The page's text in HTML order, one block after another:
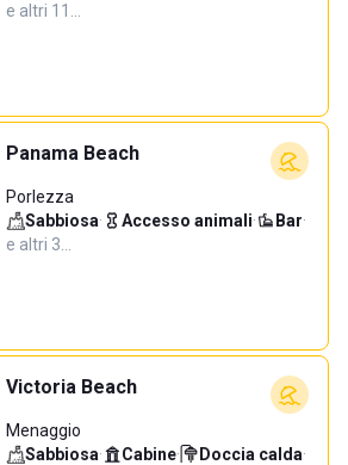
e altri 11…
Panama Beach
Porlezza
Sabbiosa· Accesso animali· Bar·
e altri 3…
Victoria Beach
Menaggio
Sabbiosa· Cabine· Doccia calda·